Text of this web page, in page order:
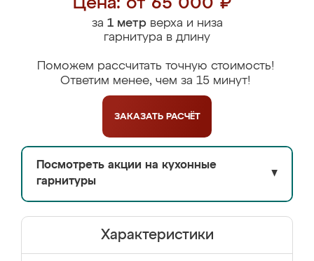
Цена: от 65 000 ₽
за 1 метрверха и низа
гарнитура в длину
Поможем рассчитать точную стоимость!
Ответим менее, чем за 15 минут!
ЗАКАЗАТЬ РАСЧЁТ
Посмотреть акции на кухонные
гарнитуры
▼
Характеристики